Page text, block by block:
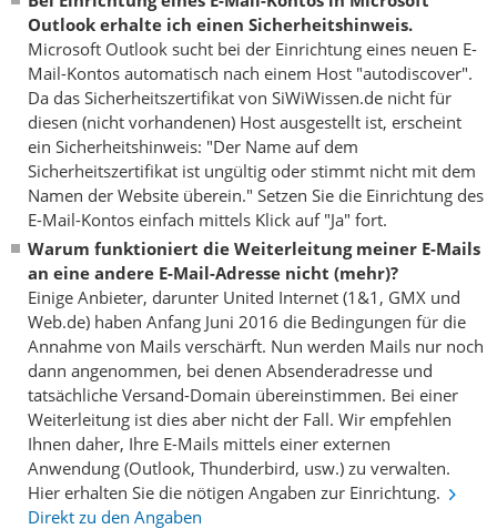
Outlook erhalte ich einen Sicherheitshinweis.
Microsoft Outlook sucht bei der Einrichtung eines neuen E-
Mail-Kontos automatisch nach einem Host "autodiscover".
Da das Sicherheitszertifikat von SiWiWissen.de nicht für
diesen (nicht vorhandenen) Host ausgestellt ist, erscheint
ein Sicherheitshinweis: "Der Name auf dem
Sicherheitszertifikat ist ungültig oder stimmt nicht mit dem
Namen der Website überein." Setzen Sie die Einrichtung des
E-Mail-Kontos einfach mittels Klick auf "Ja" fort.
Warum funktioniert die Weiterleitung meiner E-Mails
an eine andere E-Mail-Adresse nicht (mehr)?
Einige Anbieter, darunter United Internet (1&1, GMX und
Web.de) haben Anfang Juni 2016 die Bedingungen für die
Annahme von Mails verschärft. Nun werden Mails nur noch
dann angenommen, bei denen Absenderadresse und
tatsächliche Versand-Domain übereinstimmen. Bei einer
Weiterleitung ist dies aber nicht der Fall. Wir empfehlen
Ihnen daher, Ihre E-Mails mittels einer externen
Anwendung (Outlook, Thunderbird, usw.) zu verwalten.
Hier erhalten Sie die nötigen Angaben zur Einrichtung.
Direkt zu den Angaben